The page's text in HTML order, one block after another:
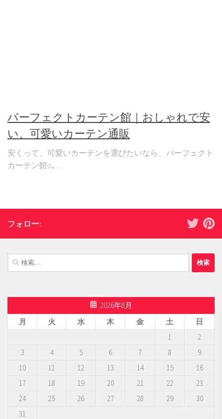
パーフェクトカーテン館｜おしゃれで安
い、可愛いカーテン通販
安くって、可愛いカーテンを選びたいなら、パーフェクト
カーテン館o｡....
フォロー:
検
索:
2026年8月
月
火 水 木 金 土
日
1
2
3
4 5 6 7 8
9
10
11 12 13 14 15
16
17
18 19 20 21 22
23
24
25 26 27 28 29
30
31